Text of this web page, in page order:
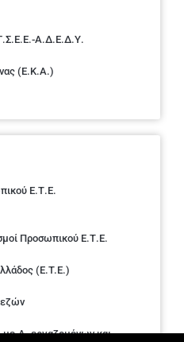
Γ.Σ.Ε.Ε.-Α.Δ.Ε.Δ.Υ.
(Ε.Κ.Α.)
Ε.Τ.Ε.
Προσωπικού Ε.Τ.Ε.
(E.T.E.)
εργαζομένων και